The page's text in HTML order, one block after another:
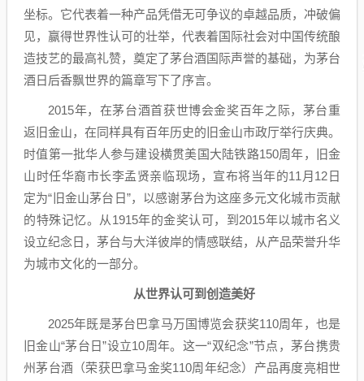
坐标。它代表着一种产品凭借无可争议的卓越品质，冲破偏
见，赢得世界性认可的壮举，代表着国际社会对中国传统酿
造技艺的最高礼赞，奠定了茅台酒国际声誉的基础，为茅台
酒日后香飘世界的篇章写下了序言。
2015年，在茅台酒首获世博会金奖百年之际，茅台重
返旧金山，在同样具有百年历史的旧金山市政厅举行庆典。
时值第一批华人参与建设横贯美国大陆铁路150周年，旧金
山时任华裔市长李孟贤亲临现场，宣布将当年的11月12日
定为“旧金山茅台日”，以感谢茅台为这座多元文化城市贡献
的特殊记忆。从1915年的金奖认可，到2015年以城市名义
设立纪念日，茅台与大洋彼岸的情感联结，从产品荣誉升华
为城市文化的一部分。
从世界认可到创造美好
2025年既是茅台巴拿马万国博览会获奖110周年，也是
旧金山“茅台日”设立10周年。这一“双纪念”节点，茅台携贵
州茅台酒（荣获巴拿马金奖110周年纪念）产品再度亮相世